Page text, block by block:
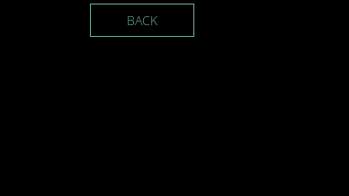
BACK